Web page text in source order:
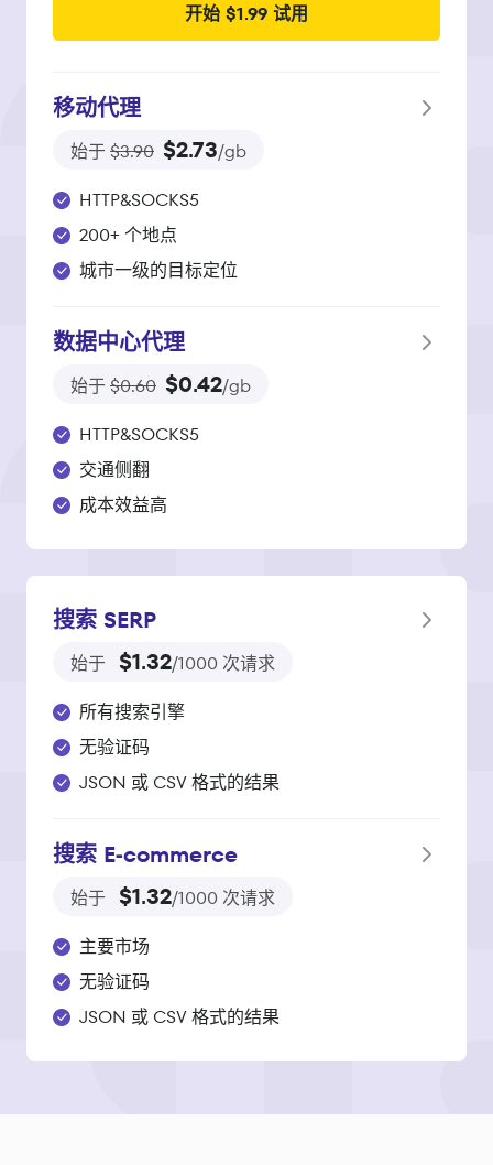
开始 $1.99 试用
移动代理
始于$3.90 $2.73/gb
HTTP&SOCKS5
200+ 个地点
城市一级的目标定位
数据中心代理
始于$0.60 $0.42/gb
HTTP&SOCKS5
交通侧翻
成本效益高
搜索 SERP
始于 $1.32/1000 次请求
所有搜索引擎
无验证码
JSON 或 CSV 格式的结果
搜索 E‑commerce
始于 $1.32/1000 次请求
主要市场
无验证码
JSON 或 CSV 格式的结果